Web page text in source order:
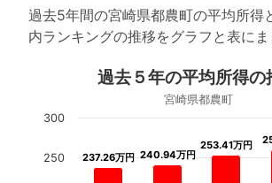
過去5年間の宮崎県都農町の平均所得
内ランキングの推移をグラフと表にま
過去５年の平均所得の
宮崎県都農町
237.26万円
237.26万円 240.94万円
240.94万円
253.41万円
253.41万円
250
300